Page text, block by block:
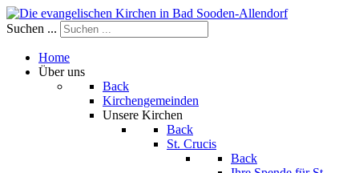
Suchen ...
Home
Über uns
Back
Kirchengemeinden
Unsere Kirchen
Back
St. Crucis
Back